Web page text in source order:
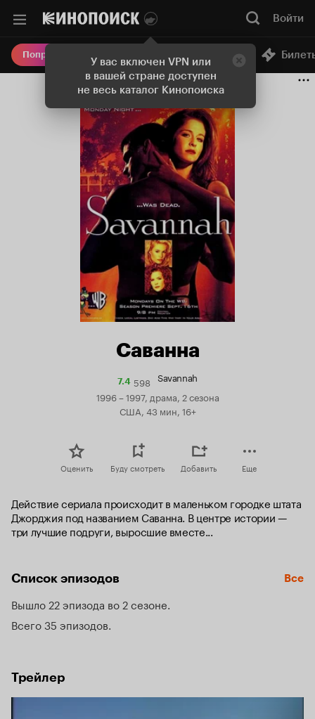
У вас включен VPN или
в вашей стране доступен
не весь каталог Кинопоиска
Войти
Попробовать Плюс Онлайн-кинотеатр
Саванна
7.4Рейтинг
Кинопоиска
598 Savannah
1996 – 1997, драма, 2 сезона
США, 43 мин, 16+
Оценить Буду смотреть Добавить Еще
Действие сериала происходит в маленьком городке штата
Джорджия под названием Саванна. В центре истории —
три лучшие подруги, выросшие вместе...
Список эпизодов Все
Вышло 22 эпизода во 2 сезоне
Всего 35 эпизодов
Трейлер